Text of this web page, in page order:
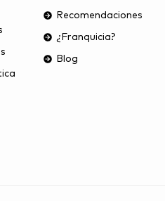
Recomendaciones
¿Franquicia?
Blog